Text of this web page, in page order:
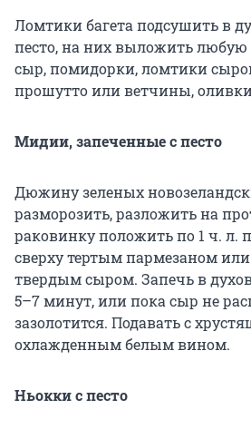
Ломтики багета подсушить в
песто, на них выложить любую
сыр, помидорки, ломтики
прошутто или ветчины,
Мидии, запеченные с песто
Дюжину зеленых
разморозить, разложить на
раковинку положить по 1 ч. л.
сверху тертым пармезаном
твердым сыром. Запечь в
5–7 минут, или пока сыр не
зазолотится. Подавать с
охлажденным белым вином.
Ньокки с песто